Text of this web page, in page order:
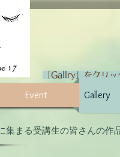
「Gallry」をクリ
Event Gallery
集まる受講生の皆さんの作